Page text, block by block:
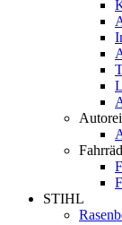
STIHL